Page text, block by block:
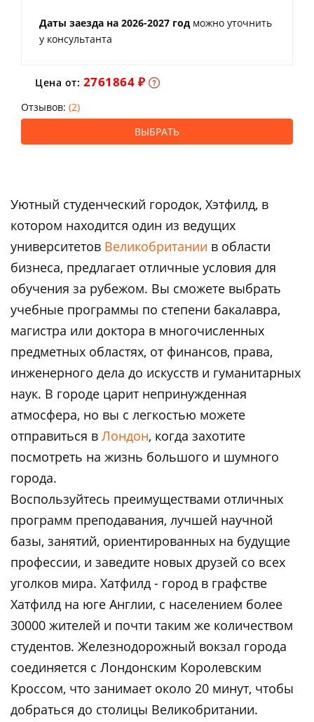
Даты заезда на 2026-2027 год можно уточнить
у консультанта
Цена от: 2761864 ₽
Отзывов: (2)
ВЫБРАТЬ
Уютный студенческий городок, Хэтфилд, в
котором находится один из ведущих
университетов Великобритании в области
бизнеса, предлагает отличные условия для
обучения за рубежом. Вы сможете выбрать
учебные программы по степени бакалавра,
магистра или доктора в многочисленных
предметных областях, от финансов, права,
инженерного дела до искусств и гуманитарных
наук. В городе царит непринужденная
атмосфера, но вы с легкостью можете
отправиться в Лондон, когда захотите
посмотреть на жизнь большого и шумного
города.
Воспользуйтесь преимуществами отличных
программ преподавания, лучшей научной
базы, занятий, ориентированных на будущие
профессии, и заведите новых друзей со всех
уголков мира. Хатфилд - город в графстве
Хатфилд на юге Англии, с населением более
30000 жителей и почти таким же количеством
студентов. Железнодорожный вокзал города
соединяется с Лондонским Королевским
Кроссом, что занимает около 20 минут, чтобы
добраться до столицы Великобритании.